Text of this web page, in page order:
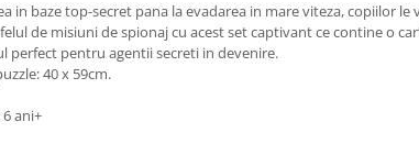
in baze top-secret pana la evadarea in mare viteza, copiilor le
de misiuni de spionaj cu acest set captivant ce contine o
perfect pentru agentii secreti in devenire.
40 x 59cm.
ani+